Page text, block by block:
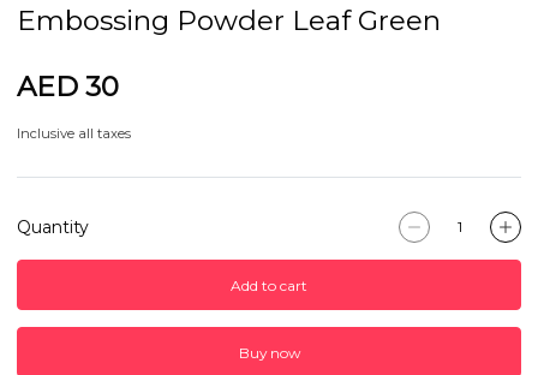
Embossing Powder Leaf Green
AED 30
Inclusive all taxes
Quantity
Add to cart
Buy now